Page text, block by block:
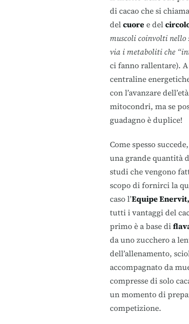
di cacao che si
delcuoree del
muscoli coinvolti nello
via i metaboliti che
ci fanno rallentare).
centraline
con l’avanzare
mitocondri, ma se
guadagno è duplice!
Come spesso
una grande quantità
studi che vengono
scopo di fornirci la
caso l’Equipe Enervit,
tutti i vantaggi del
primo è a base di
da uno zucchero a
dell’allenamento,
accompagnato da
compresse di solo
un momento di
competizione.